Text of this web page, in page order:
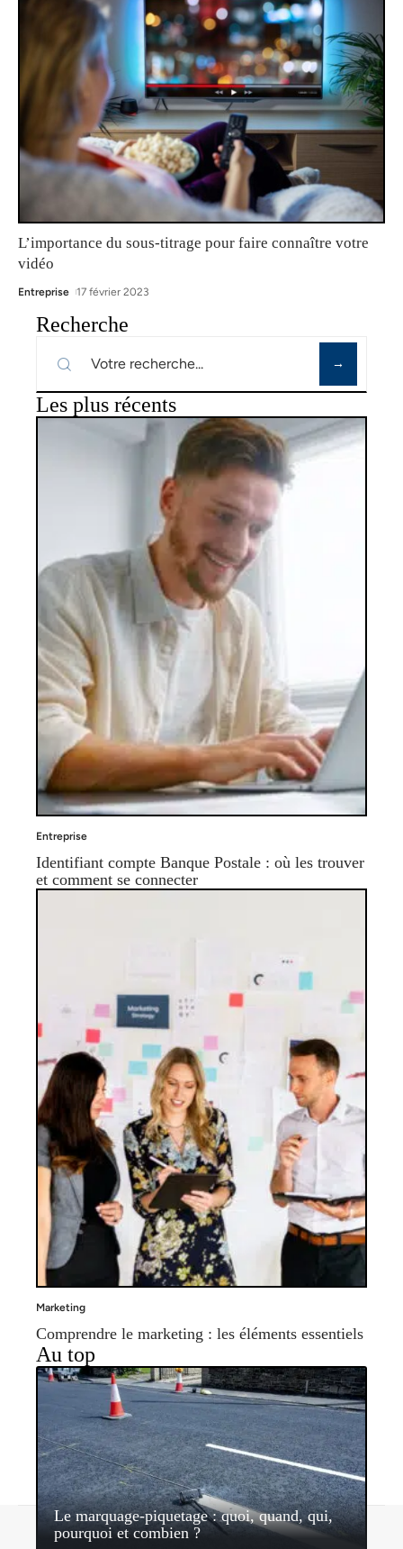
L’importance du sous-titrage pour faire connaître votre
vidéo
Entreprise 17 février 2023
Recherche
Les plus récents
Entreprise
Identifiant compte Banque Postale : où les trouver
et comment se connecter
Marketing
Comprendre le marketing : les éléments essentiels
Au top
Le marquage-piquetage : quoi, quand, qui,
pourquoi et combien ?
Contact Mentions légales Sitemap